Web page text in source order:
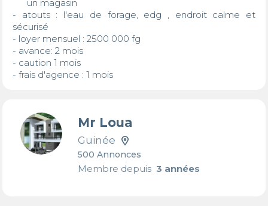
- atouts : l'eau de forage, edg , endroit calme et
sécurisé
- loyer mensuel : 2500 000 fg
- avance: 2 mois
- caution 1 mois
- frais d'agence : 1 mois
Mr Loua
Guinée
500 Annonces
Membre depuis3 années